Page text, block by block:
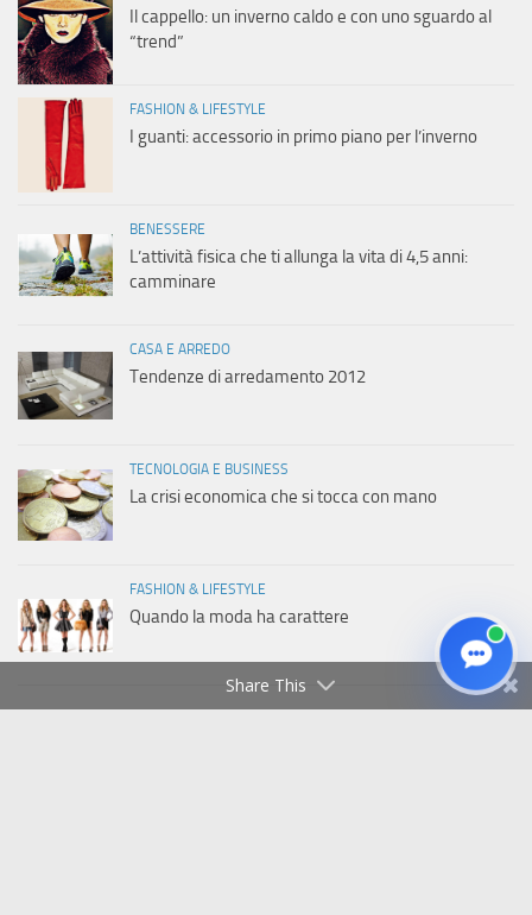
Il cappello: un inverno caldo e con uno sguardo al
“trend”
FASHION & LIFESTYLE
I guanti: accessorio in primo piano per l’inverno
BENESSERE
L’attività fisica che ti allunga la vita di 4,5 anni:
camminare
CASA E ARREDO
Tendenze di arredamento 2012
TECNOLOGIA E BUSINESS
La crisi economica che si tocca con mano
FASHION & LIFESTYLE
Quando la moda ha carattere
Share This